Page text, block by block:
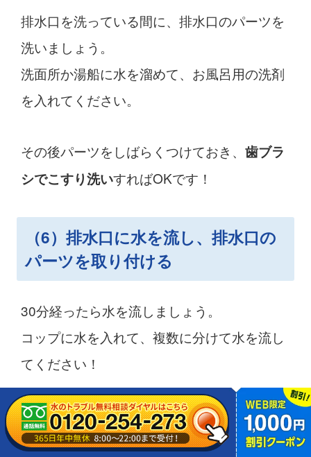
排水口を洗っている間に、排水口のパーツを
洗いましょう。
洗面所か湯船に水を溜めて、お風呂用の洗剤
を入れてください。
その後パーツをしばらくつけておき、 歯ブラ
シでこすり洗いすればOKです！
（6）排水口に水を流し、排水口の
パーツを取り付ける
30分経ったら水を流しましょう。
コップに水を入れて、複数に分けて水を流し
てください！
最後に外した順番にパーツを取り付けたら掃
除は終わりです。